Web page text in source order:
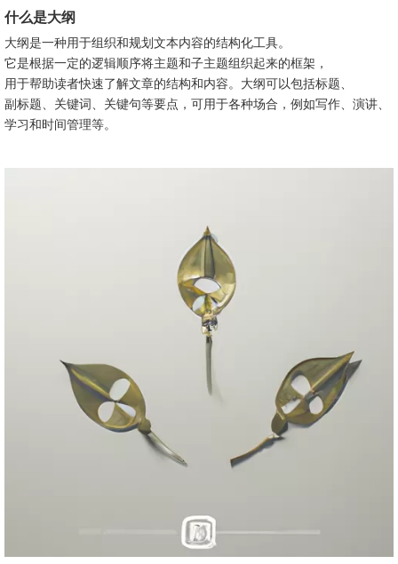
大纲的导入和导出
大纲在写作中的应用
1. 论文写作：
2. 文章写作：
3. 演讲准备：
大纲与时间管理的关系
什么是大纲
大纲是一种用于组织和规划文本内容的结构化工具。
它是根据一定的逻辑顺序将主题和子主题组织起来的框架，
用于帮助读者快速了解文章的结构和内容。大纲可以包括标题、
副标题、关键词、关键句等要点，可用于各种场合，例如写作、演讲、
学习和时间管理等。